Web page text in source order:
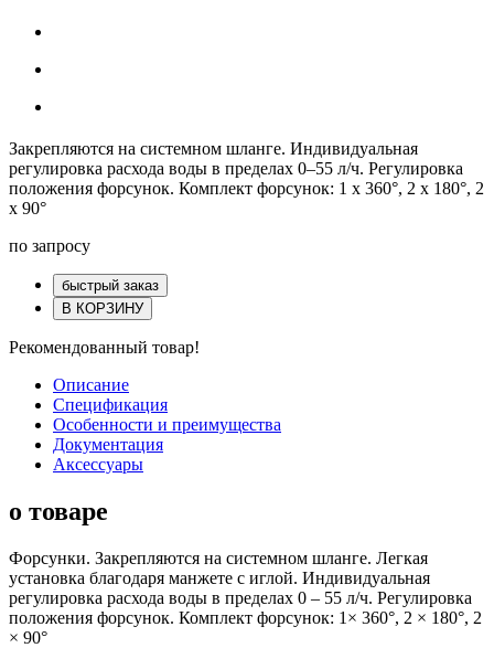
Закрепляются на системном шланге. Индивидуальная
регулировка расхода воды в пределах 0–55 л/ч. Регулировка
положения форсунок. Комплект форсунок: 1 x 360°, 2 x 180°, 2
x 90°
по запросу
быстрый заказ
В КОРЗИНУ
Рекомендованный товар!
Описание
Спецификация
Особенности и преимущества
Документация
Аксессуары
о товаре
Форсунки. Закрепляются на системном шланге. Легкая
установка благодаря манжете с иглой. Индивидуальная
регулировка расхода воды в пределах 0 – 55 л/ч. Регулировка
положения форсунок. Комплект форсунок: 1× 360°, 2 × 180°, 2
× 90°